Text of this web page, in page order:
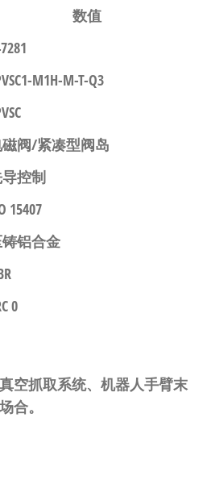
数值
M1H-M-T-Q3
阀/紧凑型阀岛
控制
15407
铝合金
0
空抓取系统、机器人手臂末
合。